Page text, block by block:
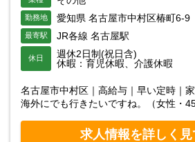
勤務地 愛知県 名古屋市中村区椿町6-9
最寄駅 JR各線 名古屋駅
休日
週休2日制(祝日含)
休暇：育児休暇、介護休暇
名古屋市中村区｜高給与｜早い定時｜
海外にでも行きたいですね。（女性・
求人情報を詳しく見